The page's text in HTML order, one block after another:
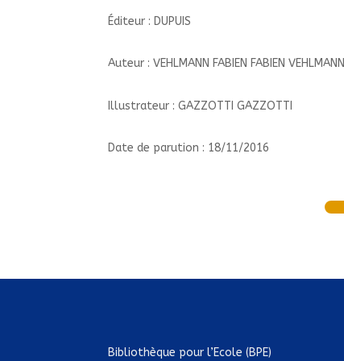
Éditeur : DUPUIS
Auteur : VEHLMANN FABIEN FABIEN VEHLMANN
Illustrateur : GAZZOTTI GAZZOTTI
Date de parution : 18/11/2016
Bibliothèque pour l’Ecole (BPE)